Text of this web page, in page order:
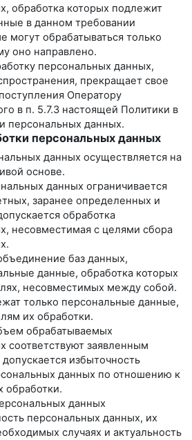
обработка которых подлежит
в данном требовании
могут обрабатываться только
оно направлено.
персональных данных,
прекращает свое
Оператору
в п. 5.7.3 настоящей Политики в
персональных данных.
персональных данных
данных осуществляется на
основе.
данных ограничивается
заранее определенных и
обработка
несовместимая с целями сбора
баз данных,
данные, обработка которых
несовместимых между собой.
только персональные данные,
их обработки.
обрабатываемых
соответствуют заявленным
избыточность
данных по отношению к
обработки.
данных
персональных данных, их
случаях и актуальность